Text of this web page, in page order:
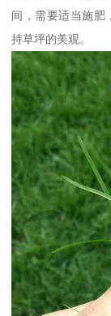
间，需要适当施肥
持草坪的美观。